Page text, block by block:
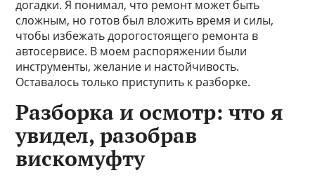
догадки. Я понимал, что ремонт может быть
сложным, но готов был вложить время и силы,
чтобы избежать дорогостоящего ремонта в
автосервисе. В моем распоряжении были
инструменты, желание и настойчивость.
Оставалось только приступить к разборке.
Разборка и осмотр: что я
увидел, разобрав
вискомуфту